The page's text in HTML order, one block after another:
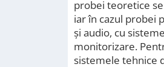
probei teoretice
iar în cazul probei
și audio, cu
monitorizare.
sistemele tehnice